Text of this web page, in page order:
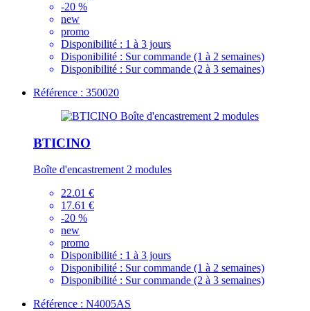
-20 %
new
promo
Disponibilité : 1 à 3 jours
Disponibilité : Sur commande (1 à 2 semaines)
Disponibilité : Sur commande (2 à 3 semaines)
Référence : 350020
BTICINO
Boîte d'encastrement 2 modules
22.01 €
17.61 €
-20 %
new
promo
Disponibilité : 1 à 3 jours
Disponibilité : Sur commande (1 à 2 semaines)
Disponibilité : Sur commande (2 à 3 semaines)
Référence : N4005AS